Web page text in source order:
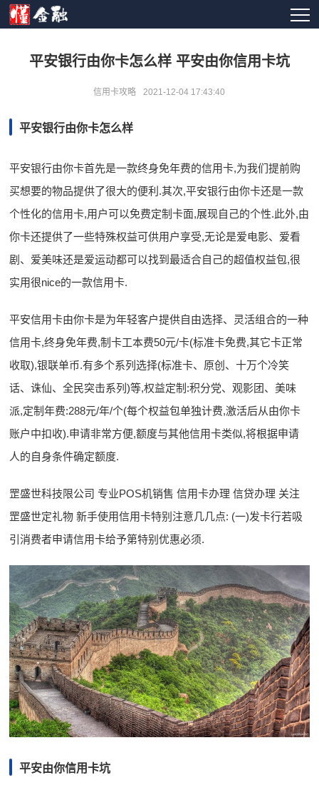
平安银行由你卡怎么样 平安由你信用卡坑
信用卡攻略 2021-12-04 17:43:40
平安银行由你卡怎么样
平安银行由你卡首先是一款终身免年费的信用卡,为我们提前购
买想要的物品提供了很大的便利.其次,平安银行由你卡还是一款
个性化的信用卡,用户可以免费定制卡面,展现自己的个性.此外,由
你卡还提供了一些特殊权益可供用户享受,无论是爱电影、爱看
剧、爱美味还是爱运动都可以找到最适合自己的超值权益包,很
实用很nice的一款信用卡.
平安信用卡由你卡是为年轻客户提供自由选择、灵活组合的一种
信用卡,终身免年费,制卡工本费50元/卡(标准卡免费,其它卡正常
收取),银联单币.有多个系列选择(标准卡、原创、十万个冷笑
话、诛仙、全民突击系列)等,权益定制:积分党、观影团、美味
派,定制年费:288元/年/个(每个权益包单独计费,激活后从由你卡
账户中扣收).申请非常方便,额度与其他信用卡类似,将根据申请
人的自身条件确定额度.
罡盛世科技限公司 专业POS机销售 信用卡办理 信贷办理 关注
罡盛世定礼物 新手使用信用卡特别注意几几点: (一)发卡行若吸
引消费者申请信用卡给予第特别优惠必须.
平安由你信用卡坑